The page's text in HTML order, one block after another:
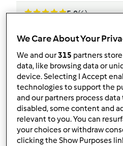
5.0(6)
Roladki schabowe
0 11 Średni
We Care About Your
We and our315 partners
data, like browsing data or
device. Selecting I Accept
technologies to support the
and our partners process
disabled, some content and
relevant to you. You can
your choices or withdraw
clicking the Show Purposes